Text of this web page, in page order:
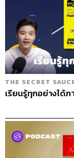
THE SECRET
เรียนรู้ทุกอย่างได้ภ